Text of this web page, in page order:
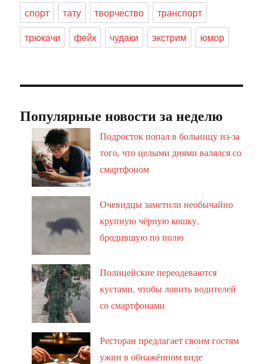
спорт
тату творчество
транспорт
трюкачи
фейк чудаки экстрим юмор
Популярные новости за неделю
Подросток попал в больницу из-за
того, что целыми днями валялся со
смартфоном
Очевидцы заметили необычайно
крупную чёрную кошку,
бродившую по полю
Полицейские переодеваются
кустами, чтобы ловить водителей
со смартфонами
Ресторан предлагает своим гостям
ужин в обнажённом виде